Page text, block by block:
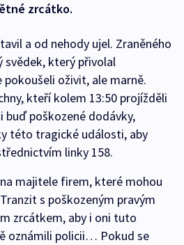
zrcátko.
a od nehody ujel. Zraněného
svědek, který přivolal
pokoušeli oživit, ale marně.
kteří kolem 13:50 projížděli
buď poškozené dodávky,
této tragické události, aby
linky 158.
majitele firem, které mohou
s poškozeným pravým
zrcátkem, aby i oni tuto
oznámili policii… Pokud se